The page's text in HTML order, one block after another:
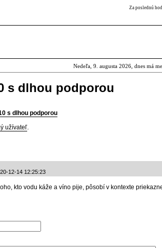
Za poslednú
Nedeľa, 9. augusta 2026, dnes má
s dlhou podporou
s dlhou podporou
užívateľ.
12-14 12:25:23
kto vodu káže a víno pije, pôsobí v kontexte